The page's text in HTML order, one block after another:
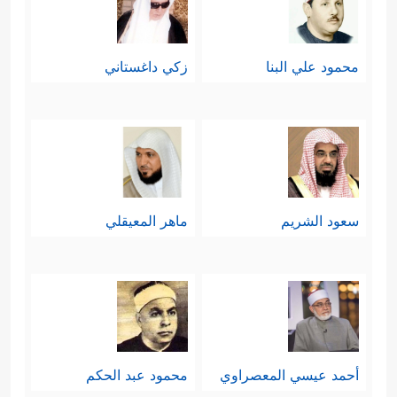
هي دعوة التوحيد الخالص وعبادة الله
وحده دون شريك ولا وسيط﴿وَقَالَ رَبُّكُمُ
عِبَادَتِی سَیَدۡخُلُونَ جَهَنَّمَ دَاخِرِینَ﴾،﴿هُوَ ٱلۡحَیُّ لَاۤ
إِلَـٰهَ إِلَّا هُوَ فَٱدۡعُوهُ مُخۡلِصِینَ لَهُ ٱلدِّینَۗ ٱلۡحَمۡدُ لِلَّهِ رَبِّ
ٱلۡعَـٰلَمِینَ﴿٦٥﴾
۞ قُلۡ إِنِّی نُهِیتُ أَنۡ أَعۡبُدَ ٱلَّذِینَ
تَدۡعُونَ مِن دُونِ ٱللَّهِ لَمَّا جَاۤءَنِیَ ٱلۡبَیِّنَـٰتُ مِن رَّبِّی
وَأُمِرۡتُ أَنۡ أُسۡلِمَ لِرَبِّ ٱلۡعَـٰلَمِینَ﴾.
خامسًا: حذَّر القرآن أولئك المشركين
محمود علي البنا زكي داغستاني
سعود الشريم ماهر المعيقلي
أحمد عيسي المعصراوي محمود عبد الحكم